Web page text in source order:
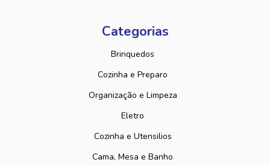
Categorias
Brinquedos
Cozinha e Preparo
Organização e Limpeza
Eletro
Cozinha e Utensilios
Cama, Mesa e Banho